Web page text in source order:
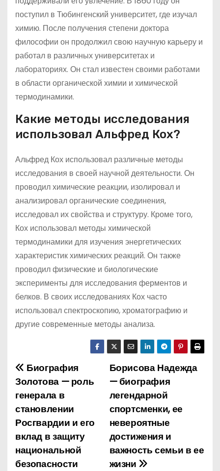
поступил в Тюбингенский университет, где изучал
химию. После получения степени доктора
философии он продолжил свою научную карьеру и
работал в различных университетах и
лабораториях. Он стал известен своими работами
в области органической химии и химической
термодинамики.
Какие методы исследования
использовал Альфред Кох?
Альфред Кох использовал различные методы
исследования в своей научной деятельности. Он
проводил химические реакции, изолировал и
анализировал органические соединения,
исследовал их свойства и структуру. Кроме того,
Кох использовал методы химической
термодинамики для изучения энергетических
характеристик химических реакций. Он также
проводил физические и биологические
эксперименты для исследования ферментов и
белков. В своих исследованиях Кох часто
использовал спектроскопию, хроматографию и
другие современные методы анализа.
Н
а
в
и
г
Борисова Надежда
— биография
легендарной
спортсменки, ее
невероятные
достижения и
важность семьи в ее
жизни
Биография
Золотова — роль
генерала в
становлении
Росгвардии и его
вклад в защиту
национальной
безопасности